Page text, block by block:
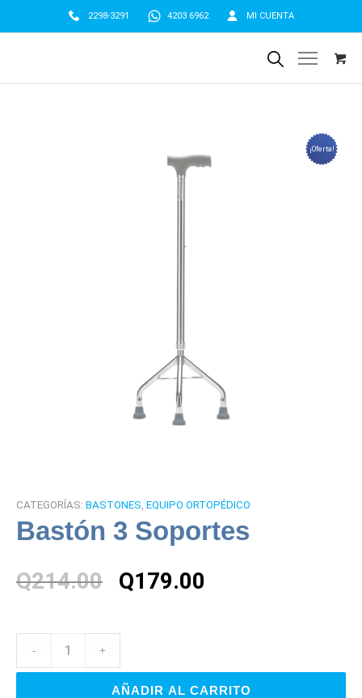
2298-3291 4203 6962 MI CUENTA
¡Oferta!
CATEGORÍAS: BASTONES EQUIPO ORTOPÉDICO
Bastón 3 Soportes
Q214.00 El
precio
era:
Q179.00
AÑADIR AL CARRITO